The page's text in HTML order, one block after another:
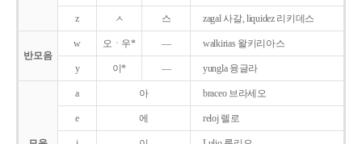
z ㅅ 스 zagal 사갈, liquidez 리키데스
반모음
w 오ㆍ우* ― walkirias 왈키리아스
y 이* ― yungla 융글라
a 아 braceo 브라세오
e 에 reloj 렐로